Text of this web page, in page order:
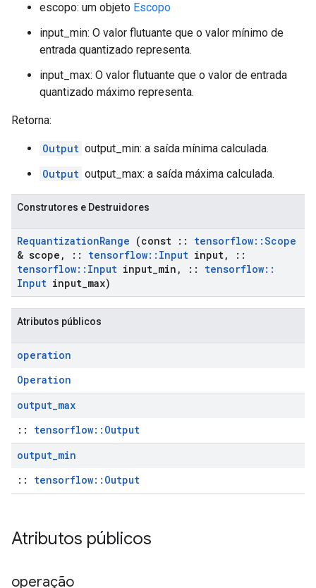
escopo: um objeto Escopo
input_min: O valor flutuante que o valor mínimo de
entrada quantizado representa.
input_max: O valor flutuante que o valor de entrada
quantizado máximo representa.
Retorna:
Output output_min: a saída mínima calculada.
Output output_max: a saída máxima calculada.
Construtores e Destruidores
RequantizationRange (const :: tensorflow::Scope
& scope , :: tensorflow:: Input input,
::
tensorflow:: Input input min , :: tensorflow::
Input input max)
Atributos públicos
operation
Operation
output_max
:: tensorflow::Output
output_min
:: tensorflow::Output
Atributos públicos
operação